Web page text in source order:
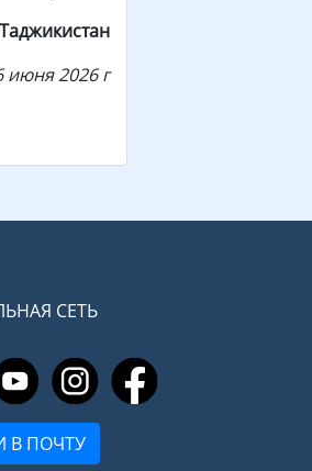
июня 2026 г
СЕТЬ
В ПОЧТУ